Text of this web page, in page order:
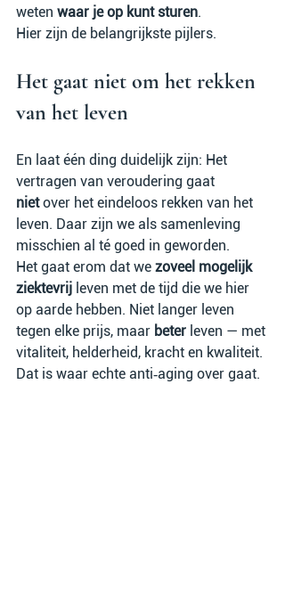
weten waar je op kunt sturen.
Hier zijn de belangrijkste pijlers.
Het gaat niet om het rekken
van het leven
En laat één ding duidelijk zijn: Het
vertragen van veroudering gaat
niet over het eindeloos rekken van het
leven. Daar zijn we als samenleving
misschien al té goed in geworden.
Het gaat erom dat we zoveel mogelijk
ziektevrij leven met de tijd die we hier
op aarde hebben. Niet langer leven
tegen elke prijs, maar beter leven — met
vitaliteit, helderheid, kracht en kwaliteit.
Dat is waar echte anti‑aging over gaat.